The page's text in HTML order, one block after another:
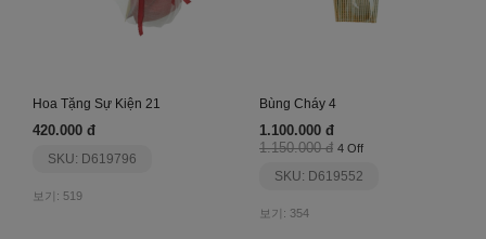
Hoa Tặng Sự Kiện 21
420.000 đ
SKU: D619796
보기: 519
Bùng Cháy 4
1.100.000 đ
1.150.000 đ 4 Off
SKU: D619552
보기: 354